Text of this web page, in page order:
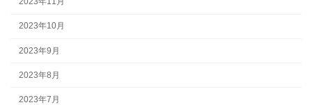
2023年10月
2023年9月
2023年8月
2023年7月